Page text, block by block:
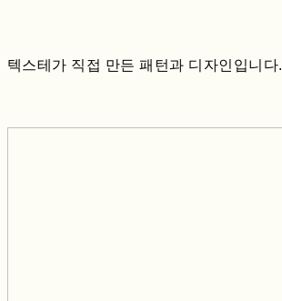
텍스테가 직접 만든 패턴과 디자인입니다.